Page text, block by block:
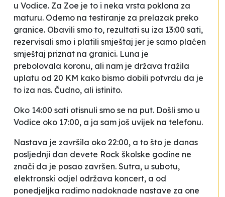
u Vodice. Za Zoe je to i neka vrsta poklona za
maturu. Odemo na testiranje za prelazak preko
granice. Obavili smo to, rezultati su iza 13:00 sati,
rezervisali smo i platili smještaj jer je samo plaćen
smještaj priznat na granici. Luna je
prebolovala koronu, ali nam je država tražila
uplatu od 20 KM kako bismo dobili potvrdu da je
to iza nas. Čudno, ali istinito.
Oko 14:00 sati otisnuli smo se na put. Došli smo u
Vodice oko 17:00, a ja sam još uvijek na telefonu.
Nastava je završila oko 22:00, a to što je danas
posljednji dan devete Rock školske godine ne
znači da je posao završen. Sutra, u subotu,
elektronski odjel održava koncert, a od
ponedjeljka radimo nadoknade nastave za one